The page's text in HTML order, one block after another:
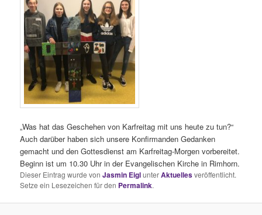
„Was hat das Geschehen von Karfreitag mit uns heute zu tun?“
Auch darüber haben sich unsere Konfirmanden Gedanken
gemacht und den Gottesdienst am Karfreitag-Morgen vorbereitet.
Beginn ist um 10.30 Uhr in der Evangelischen Kirche in Rimhorn.
Dieser Eintrag wurde vonJasmin EiglunterAktuellesveröffentlicht.
Setze ein Lesezeichen für den Permalink.